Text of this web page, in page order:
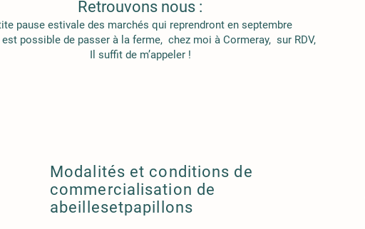
Retrouvons nous :
pause estivale des marchés qui reprendront en septembre
est possible de passer à a ferme, chez moi à Cormeray, sur RDV,
Il suffit de m’appeler !​
Modalités et conditions de
commercialisation de
abeillesetpapillons